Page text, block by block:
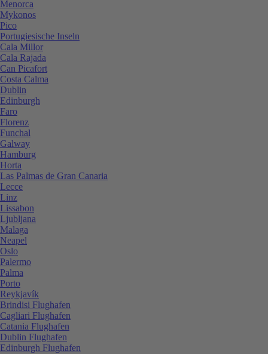
Menorca
Mykonos
Pico
Portugiesische Inseln
Cala Millor
Cala Rajada
Can Picafort
Costa Calma
Dublin
Edinburgh
Faro
Florenz
Funchal
Galway
Hamburg
Horta
Las Palmas de Gran Canaria
Lecce
Linz
Lissabon
Ljubljana
Malaga
Neapel
Oslo
Palermo
Palma
Porto
Reykjavík
Brindisi Flughafen
Cagliari Flughafen
Catania Flughafen
Dublin Flughafen
Edinburgh Flughafen